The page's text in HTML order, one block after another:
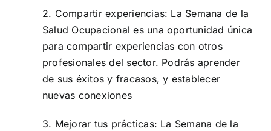
2. Compartir experiencias: La Semana de la
Salud Ocupacional es una oportunidad única
para compartir experiencias con otros
profesionales del sector. Podrás aprender
de sus éxitos y fracasos, y establecer
nuevas conexiones
3. Mejorar tus prácticas: La Semana de la